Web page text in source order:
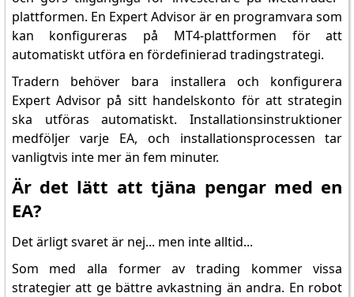
plattformen. En Expert Advisor är en programvara som
kan konfigureras på MT4-plattformen för att
automatiskt utföra en fördefinierad tradingstrategi.
Tradern behöver bara installera och konfigurera
Expert Advisor på sitt handelskonto för att strategin
ska utföras automatiskt. Installationsinstruktioner
medföljer varje EA, och installationsprocessen tar
vanligtvis inte mer än fem minuter.
Är det lätt att tjäna pengar med en
EA?
Det ärligt svaret är nej... men inte alltid...
Som med alla former av trading kommer vissa
strategier att ge bättre avkastning än andra. En robot